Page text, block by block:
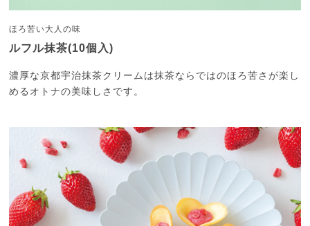
ほろ苦い大人の味
ルフル抹茶(10個入)
濃厚な京都宇治抹茶クリームは抹茶ならではのほろ苦さが楽し
めるオトナの美味しさです。